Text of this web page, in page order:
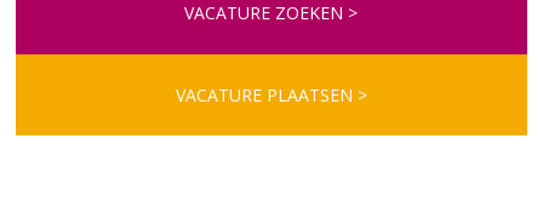
VACATURE ZOEKEN >
VACATURE PLAATSEN >